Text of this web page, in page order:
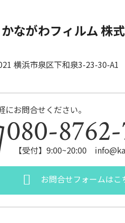
かながわフィルム 株
横浜市泉区下和泉3-23-30-A1
にお問合せください。
080-
【受付】9:00~20:00
お問合せフォームはこ